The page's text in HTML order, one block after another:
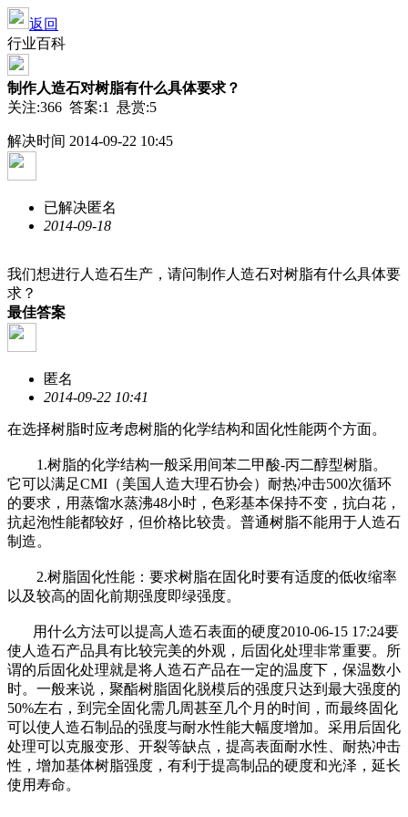
返回
行业百科
制作人造石对树脂有什么具体要求？
关注:366 答案:1 悬赏:5
解决时间 2014-09-22 10:45
已解决匿名
2014-09-18
我们想进行人造石生产，请问制作人造石对树脂有什么具体要
求？
最佳答案
匿名
2014-09-22 10:41
在选择树脂时应考虑树脂的化学结构和固化性能两个方面。
1.树脂的化学结构一般采用间苯二甲酸-丙二醇型树脂。
它可以满足CMI（美国人造大理石协会）耐热冲击500次循环
的要求，用蒸馏水蒸沸48小时，色彩基本保持不变，抗白花，
抗起泡性能都较好，但价格比较贵。普通树脂不能用于人造石
制造。
2.树脂固化性能：要求树脂在固化时要有适度的低收缩率
以及较高的固化前期强度即绿强度。
用什么方法可以提高人造石表面的硬度2010-06-15 17:24要
使人造石产品具有比较完美的外观，后固化处理非常重要。所
谓的后固化处理就是将人造石产品在一定的温度下，保温数小
时。一般来说，聚酯树脂固化脱模后的强度只达到最大强度的
50%左右，到完全固化需几周甚至几个月的时间，而最终固化
可以使人造石制品的强度与耐水性能大幅度增加。采用后固化
处理可以克服变形、开裂等缺点，提高表面耐水性、耐热冲击
性，增加基体树脂强度，有利于提高制品的硬度和光泽，延长
使用寿命。